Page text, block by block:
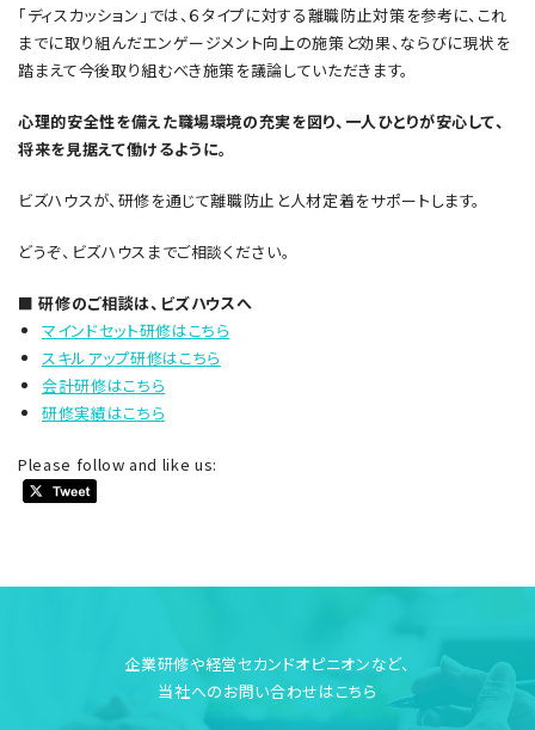
「ディスカッション」では、６タイプに対する離職防止対策を参考に、これ
までに取り組んだエンゲージメント向上の施策と効果、ならびに現状を
踏まえて今後取り組むべき施策を議論していただきます。
心理的安全性を備えた職場環境の充実を図り、一人ひとりが安心して、
将来を見据えて働けるように。
ビズハウスが、研修を通じて離職防止と人材定着をサポートします。
どうぞ、ビズハウスまでご相談ください。
■ 研修のご相談は、ビズハウスへ
マインドセット研修はこちら
スキルアップ研修はこちら
会計研修はこちら
研修実績はこちら
Please follow and like us:
企業研修や経営セカンドオピニオンなど、
当社へのお問い合わせはこちら